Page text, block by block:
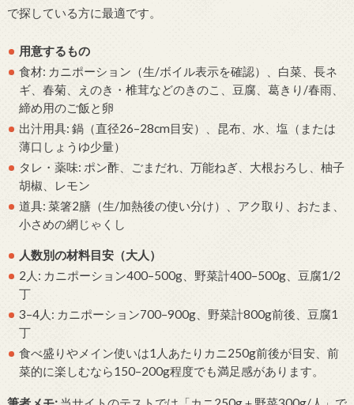
で探している方に最適です。
用意するもの
食材: カニポーション（生/ボイル表示を確認）、白菜、長ネ
ギ、春菊、えのき・椎茸などのきのこ、豆腐、葛きり/春雨、
締め用のご飯と卵
出汁用具: 鍋（直径26–28cm目安）、昆布、水、塩（または
薄口しょうゆ少量）
タレ・薬味: ポン酢、ごまだれ、万能ねぎ、大根おろし、柚子
胡椒、レモン
道具: 菜箸2膳（生/加熱後の使い分け）、アク取り、おたま、
小さめの網じゃくし
人数別の材料目安（大人）
2人: カニポーション400–500g、野菜計400–500g、豆腐1/2
丁
3–4人: カニポーション700–900g、野菜計800g前後、豆腐1
丁
食べ盛りやメイン使いは1人あたりカニ250g前後が目安、前
菜的に楽しむなら150–200g程度でも満足感があります。